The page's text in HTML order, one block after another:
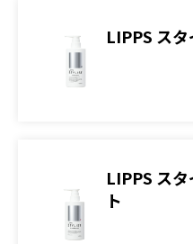
LIPPS ス
LIPPS ス
ト